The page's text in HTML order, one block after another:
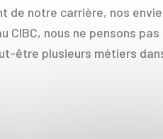
de notre carrière, nos
CIBC, nous ne pensons
être plusieurs métiers